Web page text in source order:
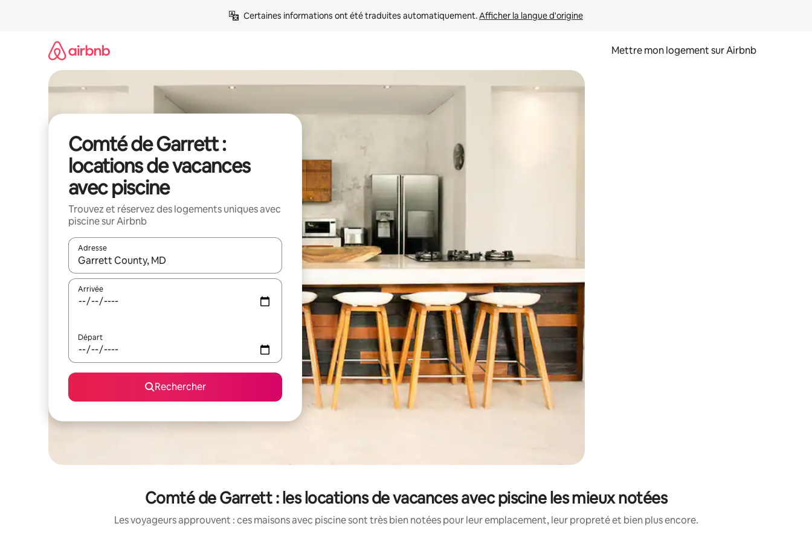
Certaines informations ont été traduites automatiquement. Afficher la langue d'origine
Mettre mon logement sur Airbnb
Comté de Garrett :
locations de vacances
avec piscine
Trouvez et réservez des logements uniques avec
piscine sur Airbnb
Adresse
Lorsque les résultats s'affichent, utilisez les flèches vers le haut et vers le bas pour les parcourir ou en appuyant et en faisant glisser.
Arrivée
Départ
Rechercher
Comté de Garrett : les locations de vacances avec piscine les mieux notées
Les voyageurs approuvent : ces maisons avec piscine sont très bien notées pour leur emplacement, leur propreté et bien plus encore.